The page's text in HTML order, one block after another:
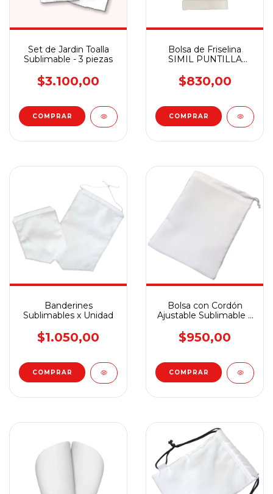
Set de Jardin Toalla
Sublimable - 3 piezas
$3.100,00
Bolsa de Friselina
SIMIL PUNTILLA
$830,00
COMPRAR
Banderines
Sublimables x Unidad
$1.050,00
COMPRAR
Bolsa con Cordón
Ajustable Sublimable x
$950,00
COMPRAR